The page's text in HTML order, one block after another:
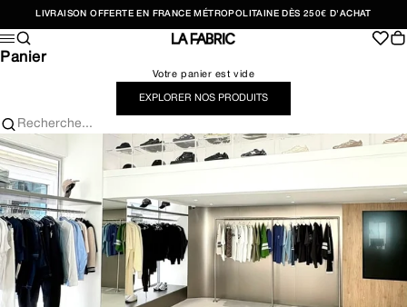
LIVRAISON OFFERTE EN FRANCE MÉTROPOLITAINE DÈS 250€ D'ACHAT
LA FABRIC SHOP
Menu
Recherche
Panier
Votre panier est vide
EXPLORER NOS PRODUITS
Recherche...